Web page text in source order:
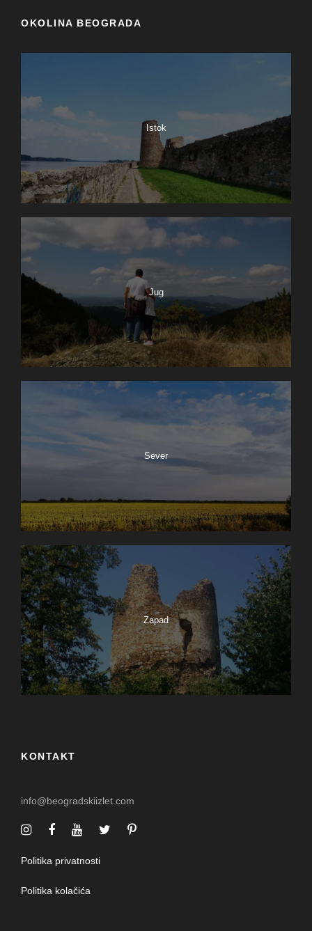
OKOLINA BEOGRADA
Istok
Jug
Sever
Zapad
KONTAKT
info@beogradskiizlet.com
Politika privatnosti
Politika kolačića